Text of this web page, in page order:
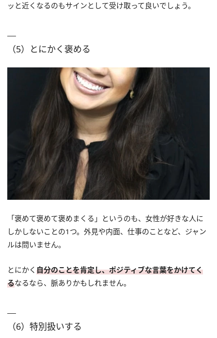
ッと近くなるのもサインとして受け取って良いでしょう。
（5）とにかく褒める
「褒めて褒めて褒めまくる」というのも、女性が好きな人に
しかしないことの1つ。外見や内面、仕事のことなど、ジャン
ルは問いません。
とにかく 自分のことを肯定し、ポジティブな言葉をかけてく
るなるなら、脈ありかもしれません。
（6）特別扱いする